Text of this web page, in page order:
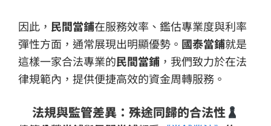
因此， 民間當鋪在服務效率、鑑估專業度與利率
彈性方面，通常展現出明顯優勢。 國泰當鋪就是
這樣一家合法專業的民間當鋪 ，我們致力於在法
律規範內，提供便捷高效的資金周轉服務。
法規與監管差異：殊途同歸的合法性